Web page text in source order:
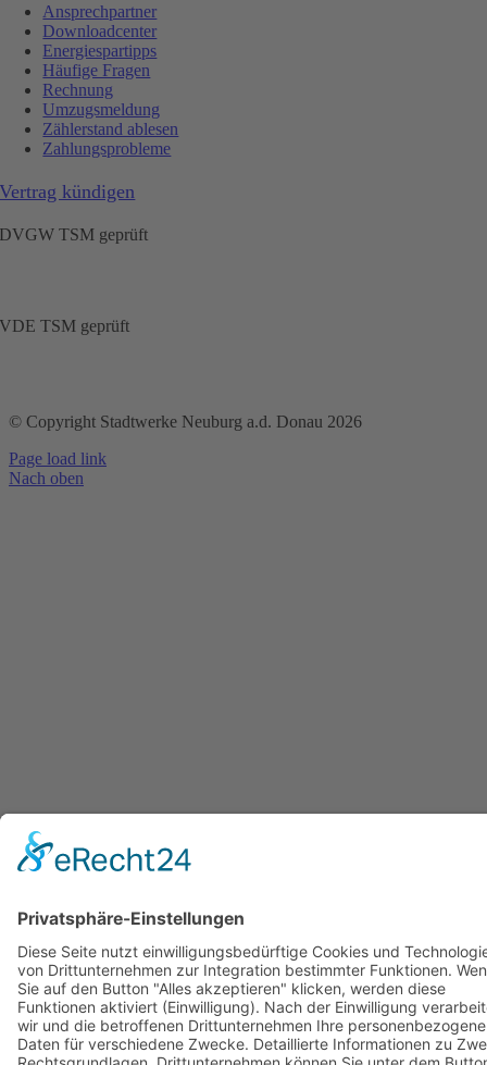
Ansprechpartner
Downloadcenter
Energiespartipps
Häufige Fragen
Rechnung
Umzugsmeldung
Zählerstand ablesen
Zahlungsprobleme
Vertrag kündigen
DVGW TSM geprüft
VDE TSM geprüft
© Copyright Stadtwerke Neuburg a.d. Donau 2026
Page load link
Nach oben